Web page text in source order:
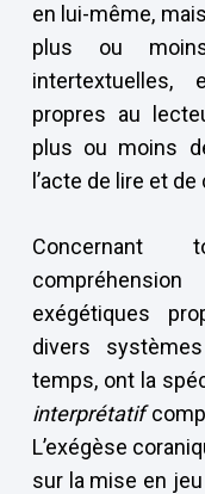
en lui-même,
plus ou
intertextuelles,
propres au
plus ou moins
l’acte de lire et
Concernant
exégétiques
divers
temps, ont la
interprétatif
L’exégèse
sur la mise en jeu